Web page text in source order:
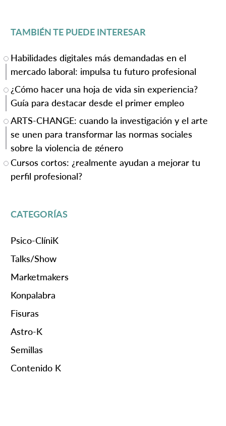
TAMBIÉN TE PUEDE INTERESAR
Habilidades digitales más demandadas en el
mercado laboral: impulsa tu futuro profesional
¿Cómo hacer una hoja de vida sin experiencia?
Guía para destacar desde el primer empleo
ARTS-CHANGE: cuando la investigación y el arte
se unen para transformar las normas sociales
sobre la violencia de género
Cursos cortos: ¿realmente ayudan a mejorar tu
perfil profesional?
CATEGORÍAS
Psico-ClíniK
Talks/Show
Marketmakers
Konpalabra
Fisuras
Astro-K
Semillas
Contenido K